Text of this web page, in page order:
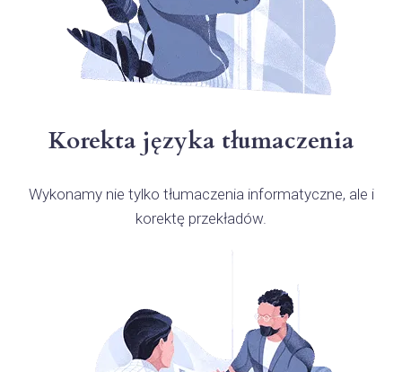
Korekta języka tłumaczenia
Wykonamy nie tylko tłumaczenia informatyczne, ale i
korektę przekładów.